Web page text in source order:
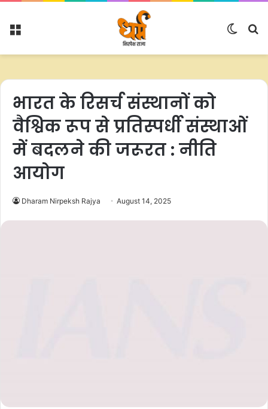
Menu
Switch
भारत के रिसर्च संस्थानों को
वैश्विक रूप से प्रतिस्पर्धी संस्थाओं
में बदलने की जरूरत : नीति
आयोग
Dharam Nirpeksh Rajya August 14, 2025